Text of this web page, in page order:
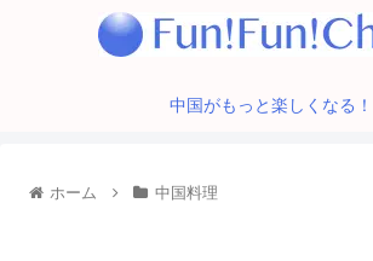
中国がもっと楽しくなる！
ホーム 中国料理